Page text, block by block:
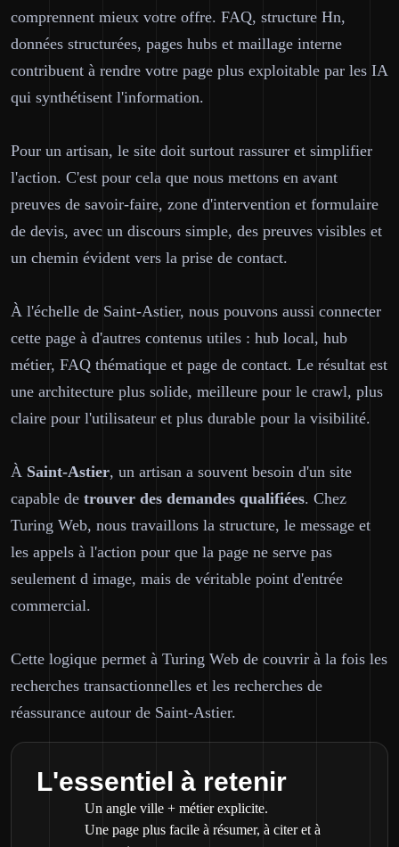
comprennent mieux votre offre. FAQ, structure Hn,
données structurées, pages hubs et maillage interne
contribuent à rendre votre page plus exploitable par les IA
qui synthétisent l'information.
Pour un artisan, le site doit surtout rassurer et simplifier
l'action. C'est pour cela que nous mettons en avant
preuves de savoir-faire, zone d'intervention et formulaire
de devis, avec un discours simple, des preuves visibles et
un chemin évident vers la prise de contact.
À l'échelle de Saint-Astier, nous pouvons aussi connecter
cette page à d'autres contenus utiles : hub local, hub
métier, FAQ thématique et page de contact. Le résultat est
une architecture plus solide, meilleure pour le crawl, plus
claire pour l'utilisateur et plus durable pour la visibilité.
À Saint-Astier, un artisan a souvent besoin d'un site
capable de trouver des demandes qualifiées. Chez
Turing Web, nous travaillons la structure, le message et
les appels à l'action pour que la page ne serve pas
seulement d image, mais de véritable point d'entrée
commercial.
Cette logique permet à Turing Web de couvrir à la fois les
recherches transactionnelles et les recherches de
réassurance autour de Saint-Astier.
L'essentiel à retenir
Un angle ville + métier explicite.
Une page plus facile à résumer, à citer et à